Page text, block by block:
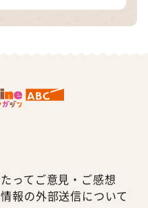
って ご意見・ご感想
報の外部送信について